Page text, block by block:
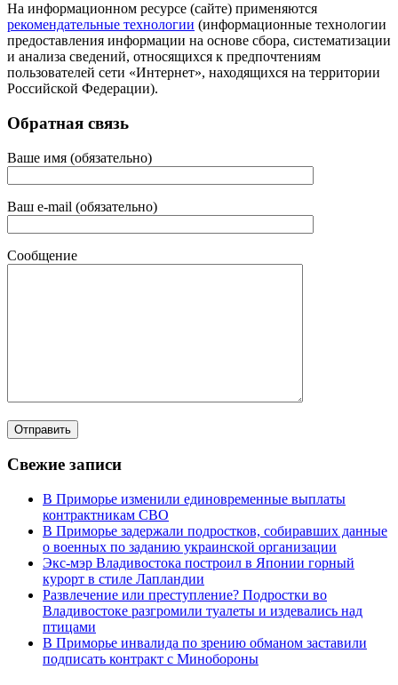
На информационном ресурсе (сайте) применяются
рекомендательные технологии (информационные технологии
предоставления информации на основе сбора, систематизации
и анализа сведений, относящихся к предпочтениям
пользователей сети «Интернет», находящихся на территории
Российской Федерации).
Обратная связь
Ваше имя (обязательно)
Ваш e-mail (обязательно)
Сообщение
Свежие записи
В Приморье изменили единовременные выплаты
контрактникам СВО
В Приморье задержали подростков, собиравших данные
о военных по заданию украинской организации
Экс-мэр Владивостока построил в Японии горный
курорт в стиле Лапландии
Развлечение или преступление? Подростки во
Владивостоке разгромили туалеты и издевались над
птицами
В Приморье инвалида по зрению обманом заставили
подписать контракт с Минобороны